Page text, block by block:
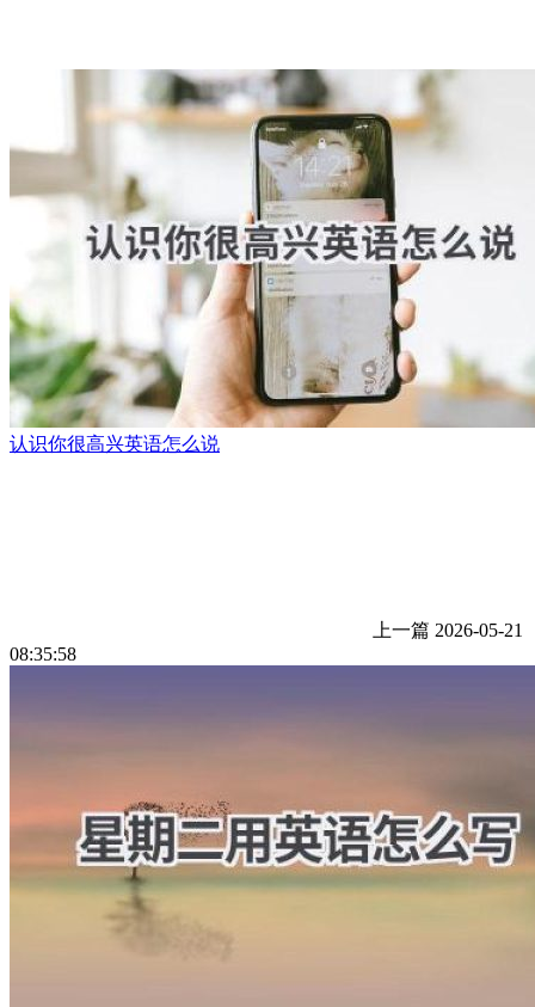
认识你很高兴英语怎么说
上一篇 2026-05-21
08:35:58